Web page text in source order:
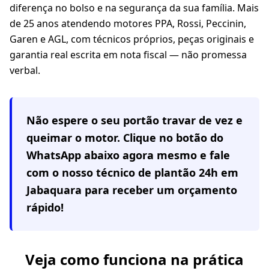
diferença no bolso e na segurança da sua família. Mais
de 25 anos atendendo motores PPA, Rossi, Peccinin,
Garen e AGL, com técnicos próprios, peças originais e
garantia real escrita em nota fiscal — não promessa
verbal.
Não espere o seu portão travar de vez e
queimar o motor. Clique no botão do
WhatsApp abaixo agora mesmo e fale
com o nosso técnico de plantão 24h em
Jabaquara para receber um orçamento
rápido!
Veja como funciona na prática